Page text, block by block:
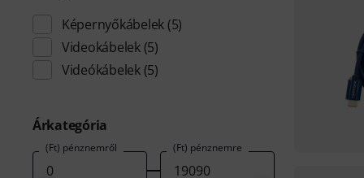
Képernyőkábelek (5)
Videokábelek(5)
Videókábelek(5)
Árkategória
(Ft) pénznemről (Ft) pénznemre